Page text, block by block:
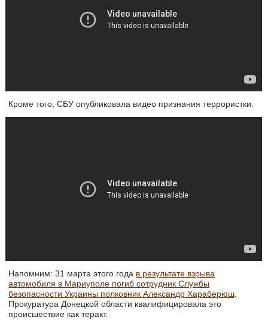
Кроме того, СБУ опубликовала видео признания террористки.
Напомним: 31 марта этого года в результате взрыва
автомобиля в Мариуполе погиб сотрудник Службы
безопасности Украины полковник Александр Хараберюш.
Прокуратура Донецкой области квалифицировала это
происшествие как теракт.